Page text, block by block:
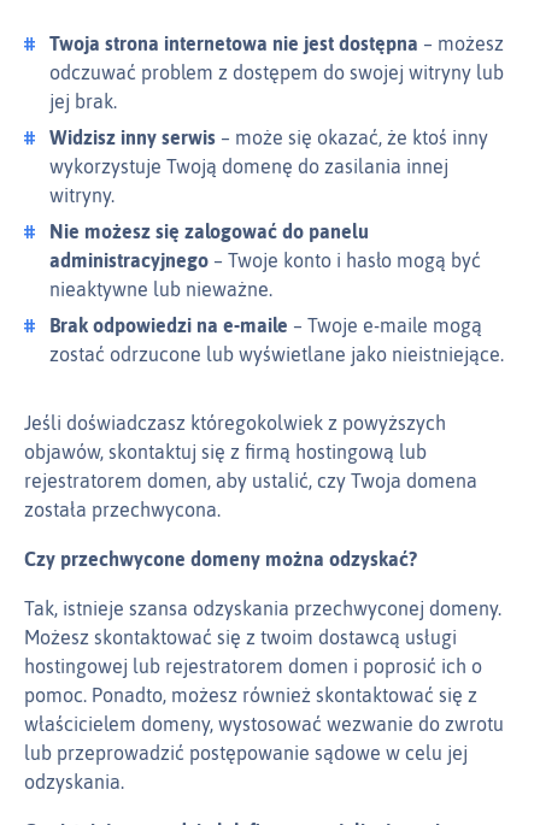
Twoja strona internetowa nie jest dostępna – możesz
odczuwać problem z dostępem do swojej witryny lub
jej brak.
Widzisz inny serwis – może się okazać, że ktoś inny
wykorzystuje Twoją domenę do zasilania innej
witryny.
Nie możesz się zalogować do panelu
administracyjnego – Twoje konto i hasło mogą być
nieaktywne lub nieważne.
Brak odpowiedzi na e‑maile – Twoje e‑maile mogą
zostać odrzucone lub wyświetlane jako nieistniejące.
Jeśli doświadczasz któregokolwiek z powyższych
objawów, skontaktuj się z firmą hostingową lub
rejestratorem domen, aby ustalić, czy Twoja domena
została przechwycona.
Czy przechwycone domeny można odzyskać?
Tak, istnieje szansa odzyskania przechwyconej domeny.
Możesz skontaktować się z twoim dostawcą usługi
hostingowej lub rejestratorem domen i poprosić ich o
pomoc. Ponadto, możesz również skontaktować się z
właścicielem domeny, wystosować wezwanie do zwrotu
lub przeprowadzić postępowanie sądowe w celu jej
odzyskania.